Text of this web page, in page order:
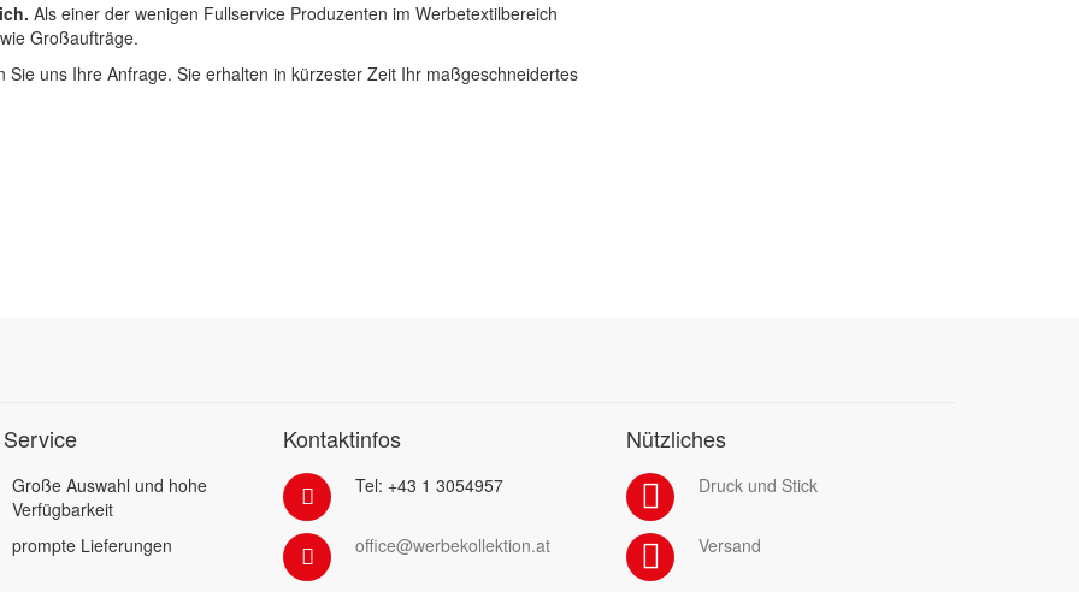
Als einer der wenigen Fullservice Produzenten im Werbetextilbereich
Großaufträge.
uns Ihre Anfrage. Sie erhalten in kürzester Zeit Ihr maßgeschneidertes
Große Auswahl und hohe
Verfügbarkeit
prompte Lieferungen
Kontaktinfos
Tel: +43 1 3054957
office@werbekollektion.at
Nützliches
Druck und Stick
Versand